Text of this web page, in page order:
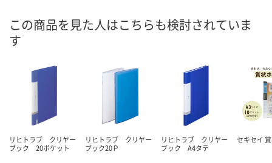
お届け日
数量 数量
カゴへ カ
この商品を見た人はこちらも検討されていま
す
リヒトラブ クリヤー
ブック 20ポケット
リヒトラブ クリヤー
ブック20Ｐ
リヒトラブ クリヤー
ブック A4タテ
セキセイ